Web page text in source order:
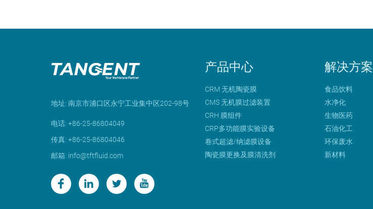
地址: 南京市浦口区永宁工业集中区202-98号
电话: +86-25-86804049
传真: +86-25-86804046
邮箱: info@tftfluid.com
产品中心
CRM 无机陶瓷膜
CMS 无机膜过滤装置
CRH 膜组件
CRP多功能膜实验设备
卷式超滤/纳滤膜设备
陶瓷膜更换及膜清洗剂
解决方案
食品饮料
水净化
生物医药
石油化工
环保废水
新材料